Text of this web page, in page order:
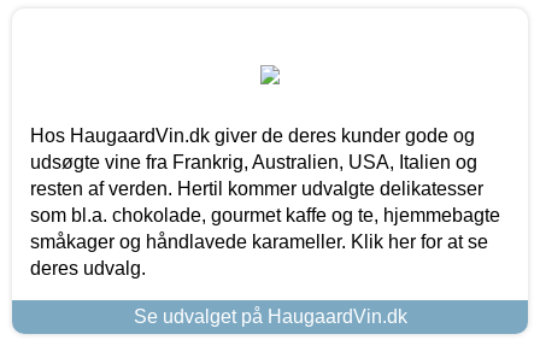
Hos HaugaardVin.dk giver de deres kunder gode og
udsøgte vine fra Frankrig, Australien, USA, Italien og
resten af verden. Hertil kommer udvalgte delikatesser
som bl.a. chokolade, gourmet kaffe og te, hjemmebagte
småkager og håndlavede karameller. Klik her for at se
deres udvalg.
Se udvalget på HaugaardVin.dk